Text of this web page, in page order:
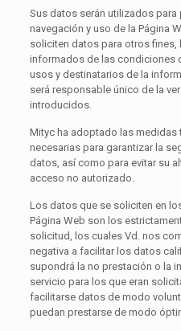
Sus datos serán utilizados para
navegación y uso de la Página
soliciten datos para otros
informados de las condiciones
usos y destinatarios de la
será responsable único de la
introducidos.
Mityc ha adoptado las medidas
necesarias para garantizar la
datos, así como para evitar su
acceso no autorizado.
Los datos que se soliciten en
Página Web son los
solicitud, los cuales Vd. nos
negativa a facilitar los datos
supondrá la no prestación o la
servicio para los que eran
facilitarse datos de modo
puedan prestarse de modo